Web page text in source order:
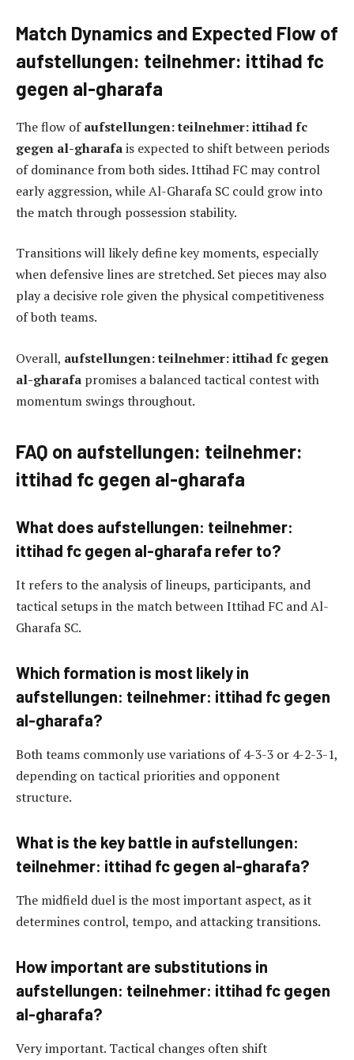
Match Dynamics and Expected Flow of
aufstellungen: teilnehmer: ittihad fc
gegen al-gharafa
The flow ofaufstellungen: teilnehmer: ittihad fc
gegen al-gharafais expected to shift between periods
of dominance from both sides. Ittihad FC may control
early aggression, while Al-Gharafa SC could grow into
the match through possession stability.
Transitions will likely define key moments, especially
when defensive lines are stretched. Set pieces may also
play a decisive role given the physical competitiveness
of both teams.
Overall, aufstellungen: teilnehmer: ittihad fc gegen
al-gharafa promises a balanced tactical contest with
momentum swings throughout.
FAQ on aufstellungen: teilnehmer:
ittihad fc gegen al-gharafa
What does aufstellungen: teilnehmer:
ittihad fc gegen al-gharafa refer to?
It refers to the analysis of lineups, participants, and
tactical setups in the match between Ittihad FC and Al-
Gharafa SC.
Which formation is most likely in
aufstellungen: teilnehmer: ittihad fc gegen
al-gharafa?
Both teams commonly use variations of 4-3-3 or 4-2-3-1,
depending on tactical priorities and opponent
structure.
What is the key battle in aufstellungen:
teilnehmer: ittihad fc gegen al-gharafa?
The midfield duel is the most important aspect, as it
determines control, tempo, and attacking transitions.
How important are substitutions in
aufstellungen: teilnehmer: ittihad fc gegen
al-gharafa?
Very important. Tactical changes often shift